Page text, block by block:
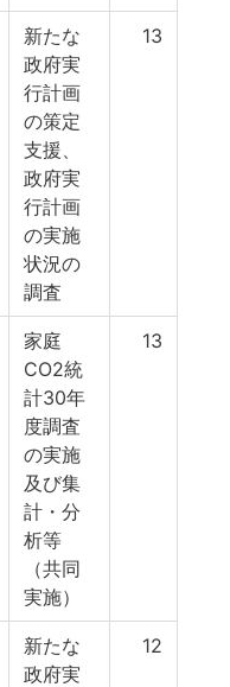
新たな
政府実
行計画
の策定
支援、
政府実
行計画
の実施
状況の
調査
13
家庭
CO2統
計30年
度調査
の実施
及び集
計・分
析等
（共同
実施）
13
新たな
政府実
12